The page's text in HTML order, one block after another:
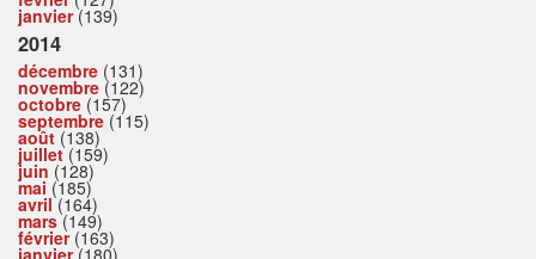
janvier(139)
2014
décembre (131)
novembre (122)
octobre (157)
septembre (115)
août (138)
juillet(159)
juin (128)
mai (185)
avril(164)
mars(149)
février(163)